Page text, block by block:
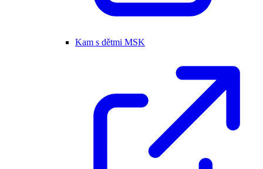
Kam s dětmi MSK